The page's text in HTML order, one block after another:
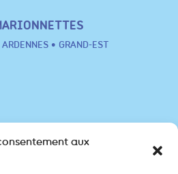
aux
• GRAND-EST